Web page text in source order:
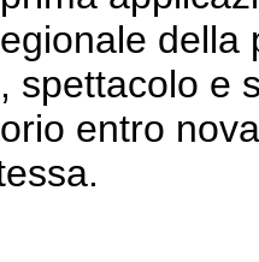
spettacolo e
entro